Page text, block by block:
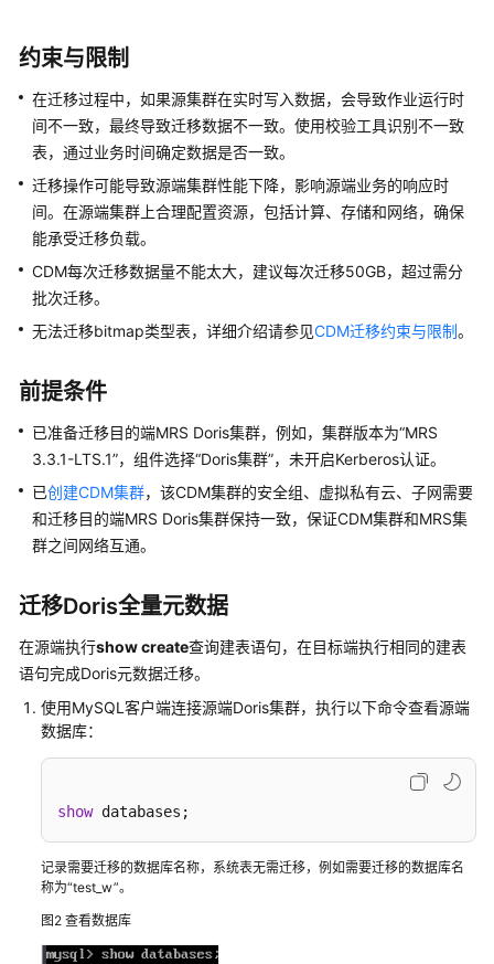
务
迁
移
HBase
数
至
MRS
集
群
于
能
迁
移
HBase
数
据
集
使
用
BulkLoad
工
向
批
导
入
约束与限制
在迁移过程中，如果源集群在实时写入数据，会导致作业运行时
间不一致，最终导致迁移数据不一致。使用校验工具识别不一致
表，通过业务时间确定数据是否一致。
迁移操作可能导致源端集群性能下降，影响源端业务的响应时
间。在源端集群上合理配置资源，包括计算、存储和网络，确保
能承受迁移负载。
CDM每次迁移数据量不能太大，建议每次迁移50GB，超过需分
批次迁移。
无法迁移bitmap类型表，详细介绍请参见CDM迁移约束与限制。
前提条件
已准备迁移目的端MRS Doris集群，例如，集群版本为“MRS
3.3.1-LTS.1”，组件选择“Doris集群”，未开启Kerberos认证。
已创建CDM集群，该CDM集群的安全组、虚拟私有云、子网需要
和迁移目的端MRS Doris集群保持一致，保证CDM集群和MRS集
群之间网络互通。
迁移Doris全量元数据
在源端执行show create查询建表语句，在目标端执行相同的建表
语句完成Doris元数据迁移。
使用MySQL客户端连接源端Doris集群，执行以下命令查看源端
数据库：
show databases;
记录需要迁移的数据库名称，系统表无需迁移，例如需要迁移的数据库名
称为“test_w”。
图2 查看数据库